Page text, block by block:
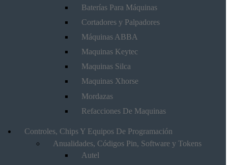
Baterías Para Máquinas
Cortadores y Palpadores
Máquinas ABBA
Maquinas Keytec
Maquinas Silca
Maquinas Xhorse
Mordazas
Refacciones De Maquinas
Controles, Chips Y Equipos De Programación
Anualidades, Códigos Pin, Software y Tokens
Autel